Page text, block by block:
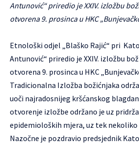
Antunović“ priredio je XXIV. izložbu
otvorena 9. prosinca u HKC
Etnološki odjel „Blaško Rajić“ pri
Antunović“ priredio je XXIV. izložbu
otvorena 9. prosinca u HKC
Tradicionalna Izložba božićnjaka
uoči najradosnijeg kršćanskog
otvorenje izložbe održano je uz
epidemioloških mjera, uz tek nekoliko
Nazočne je pozdravio predsjednik